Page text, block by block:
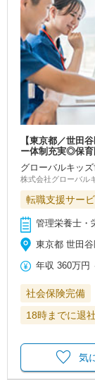
【東京都／世田
ー体制充実◎保育
グローバルキッ
株式会社グローバル
転職支援サー
管理栄養士・
東京都 世田
年収 360万円
社会保険完備
18時までに退
気